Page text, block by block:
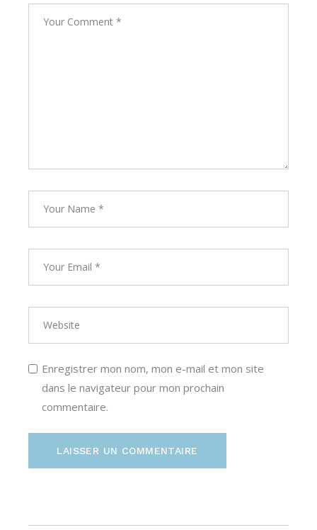
Enregistrer mon nom, mon e-mail et mon site
dans le navigateur pour mon prochain
commentaire.
LAISSER UN COMMENTAIRE